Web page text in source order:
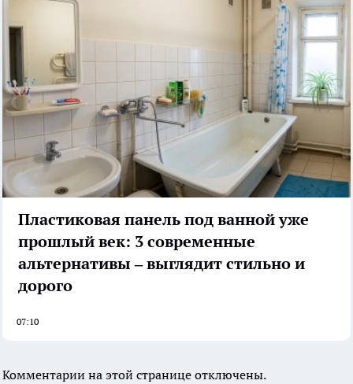
Пластиковая панель под ванной уже
прошлый век: 3 современные
альтернативы – выглядит стильно и
дорого
07:10
Комментарии на этой странице отключены.